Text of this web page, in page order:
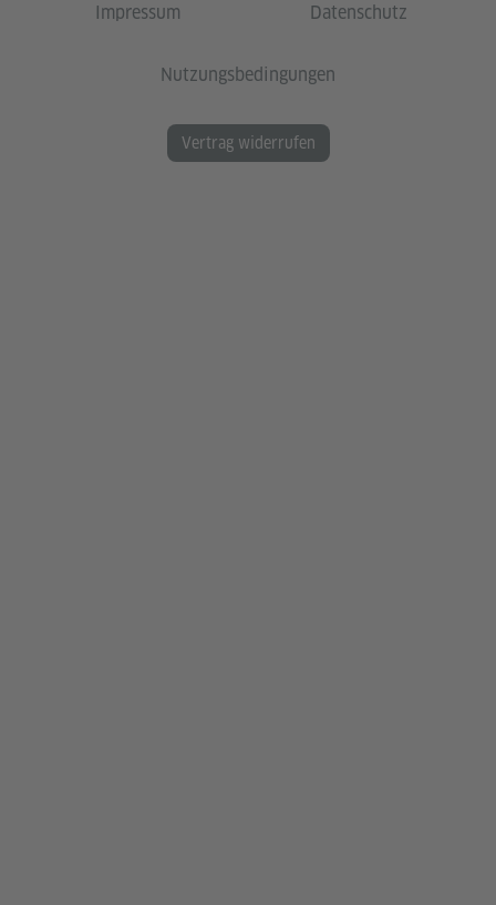
Impressum Datenschutz
Nutzungsbedingungen
Vertrag widerrufen